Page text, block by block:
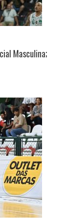
Masculina;